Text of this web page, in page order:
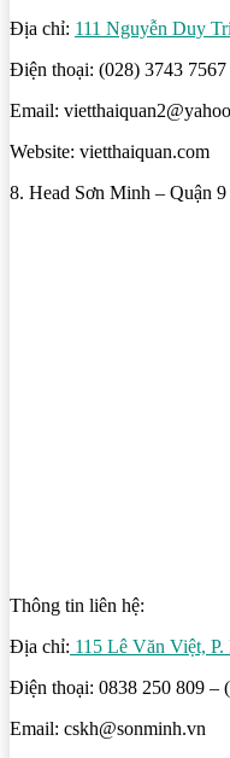
Địa chỉ: 111 Nguyễn Duy
Điện thoại: (028) 3743 7567
Email:
Website: vietthaiquan.com
8. Head Sơn Minh – Quận 9
Thông tin liên hệ:
Địa chỉ: 115 Lê Văn Việt,
Điện thoại: 0838 250 809 –
Email: cskh@sonminh.vn